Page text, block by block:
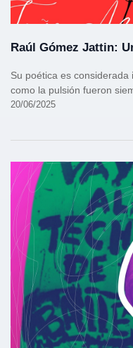
Raúl Gómez Jattin:
Su poética es
como la pulsión fueron
20/06/2025